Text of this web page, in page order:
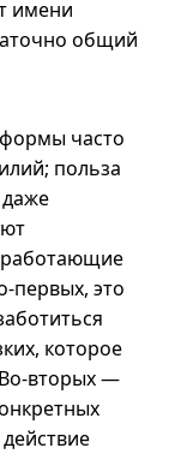
имени
общий
часто
польза
работающие
первых, это
которое
Во-вторых —